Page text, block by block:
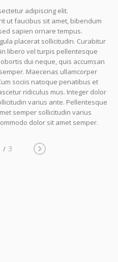
adipiscing elit.
ut faucibus sit amet, bibendum
sapien ornare tempus.
placerat sollicitudin. Curabitur
libero vel turpis pellentesque
dui neque, quis accumsan
Maecenas ullamcorper
sociis natoque penatibus et
ridiculus mus. Integer dolor
varius ante. Pellentesque
semper sollicitudin varius
dolor sit amet semper.
/ 3